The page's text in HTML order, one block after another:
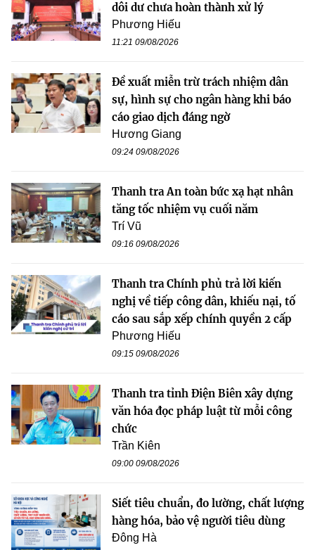
dôi dư chưa hoàn thành xử lý
Phương Hiếu
11:21 09/08/2026
Đề xuất miễn trừ trách nhiệm dân
sự, hình sự cho ngân hàng khi báo
cáo giao dịch đáng ngờ
Hương Giang
09:24 09/08/2026
Thanh tra An toàn bức xạ hạt nhân
tăng tốc nhiệm vụ cuối năm
Trí Vũ
09:16 09/08/2026
Thanh tra Chính phủ trả lời kiến
nghị về tiếp công dân, khiếu nại, tố
cáo sau sắp xếp chính quyền 2 cấp
Phương Hiếu
09:15 09/08/2026
Thanh tra tỉnh Điện Biên xây dựng
văn hóa đọc pháp luật từ mỗi công
chức
Trần Kiên
09:00 09/08/2026
Siết tiêu chuẩn, đo lường, chất lượng
hàng hóa, bảo vệ người tiêu dùng
Đông Hà